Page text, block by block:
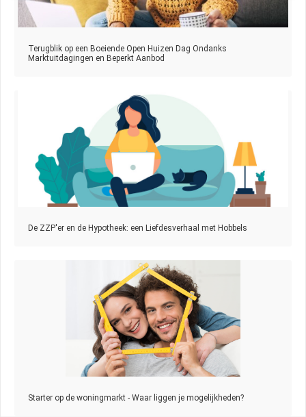
Terugblik op een Boeiende Open Huizen Dag Ondanks
Marktuitdagingen en Beperkt Aanbod
De ZZP'er en de Hypotheek: een Liefdesverhaal met Hobbels
Starter op de woningmarkt - Waar liggen je mogelijkheden?